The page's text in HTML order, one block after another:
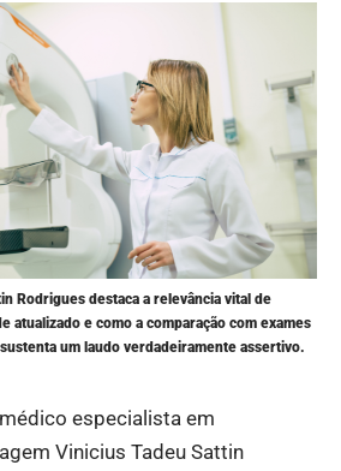
Rodrigues destaca a relevância vital de
atualizado e como a comparação com exames
um laudo verdadeiramente assertivo.
especialista em
Vinicius Tadeu Sattin